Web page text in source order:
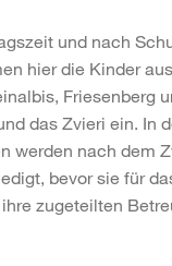
und nach
hier die Kinder
Friesenberg
das Zvieri ein. In
werden nach dem
bevor sie für
zugeteilten